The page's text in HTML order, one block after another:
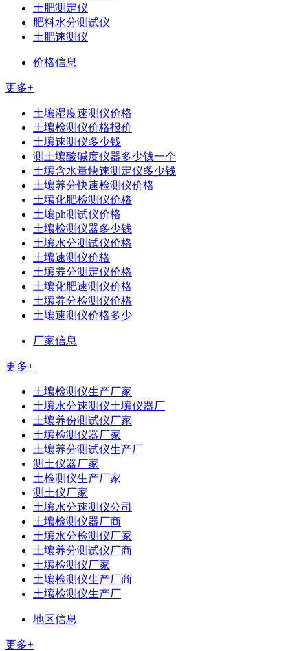
土肥测定仪
肥料水分测试仪
土肥速测仪
价格信息
更多+
土壤湿度速测仪价格
土壤检测仪价格报价
土壤速测仪多少钱
测土壤酸碱度仪器多少钱一个
土壤含水量快速测定仪多少钱
土壤养分快速检测仪价格
土壤化肥检测仪价格
土壤ph测试仪价格
土壤检测仪器多少钱
土壤水分测试仪价格
土壤速测仪价格
土壤养分测定仪价格
土壤化肥速测仪价格
土壤养分检测仪价格
土壤速测仪价格多少
厂家信息
更多+
土壤检测仪生产厂家
土壤水分速测仪土壤仪器厂
土壤养份测试仪厂家
土壤检测仪器厂家
土壤养分测试仪生产厂
测土仪器厂家
土检测仪生产厂家
测土仪厂家
土壤水分速测仪公司
土壤检测仪器厂商
土壤水分检测仪厂家
土壤养分测试仪厂商
土壤检测仪厂家
土壤检测仪生产厂商
土壤检测仪生产厂
地区信息
更多+